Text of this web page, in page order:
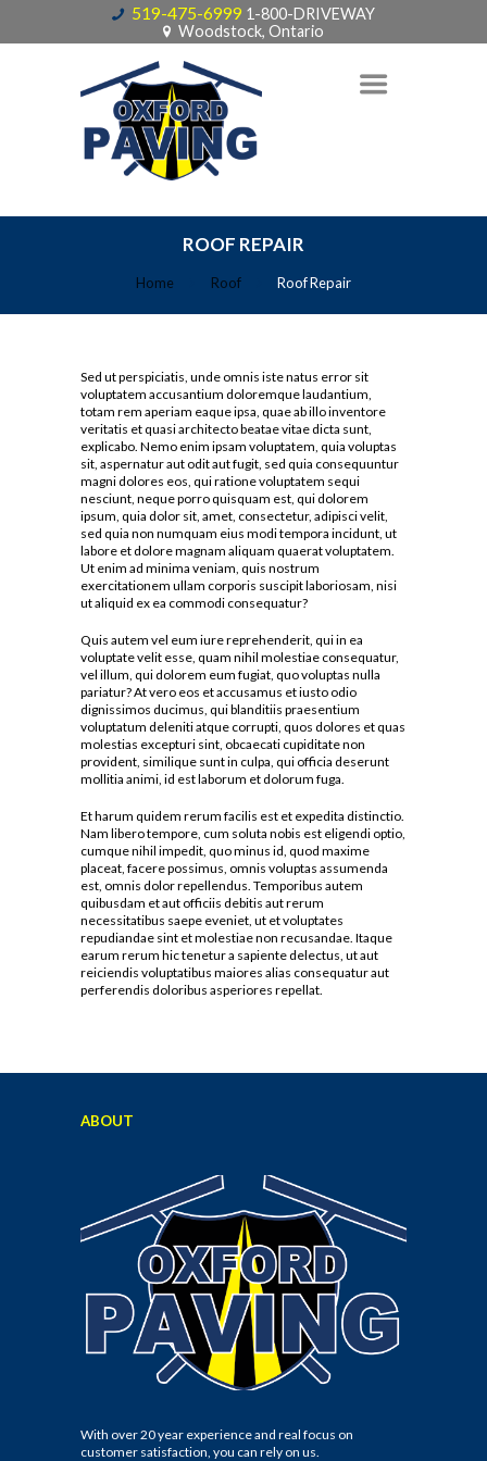
519-475-6999 1-800-DRIVEWAY
Woodstock, Ontario
ROOF REPAIR
Home Roof Roof Repair
Sed ut perspiciatis, unde omnis iste natus error sit
voluptatem accusantium doloremque laudantium,
totam rem aperiam eaque ipsa, quae ab illo inventore
veritatis et quasi architecto beatae vitae dicta sunt,
explicabo. Nemo enim ipsam voluptatem, quia voluptas
sit, aspernatur aut odit aut fugit, sed quia consequuntur
magni dolores eos, qui ratione voluptatem sequi
nesciunt, neque porro quisquam est, qui dolorem
ipsum, quia dolor sit, amet, consectetur, adipisci velit,
sed quia non numquam eius modi tempora incidunt, ut
labore et dolore magnam aliquam quaerat voluptatem.
Ut enim ad minima veniam, quis nostrum
exercitationem ullam corporis suscipit laboriosam, nisi
ut aliquid ex ea commodi consequatur?
Quis autem vel eum iure reprehenderit, qui in ea
voluptate velit esse, quam nihil molestiae consequatur,
vel illum, qui dolorem eum fugiat, quo voluptas nulla
pariatur? At vero eos et accusamus et iusto odio
dignissimos ducimus, qui blanditiis praesentium
voluptatum deleniti atque corrupti, quos dolores et quas
molestias excepturi sint, obcaecati cupiditate non
provident, similique sunt in culpa, qui officia deserunt
mollitia animi, id est laborum et dolorum fuga.
Et harum quidem rerum facilis est et expedita distinctio.
Nam libero tempore, cum soluta nobis est eligendi optio,
cumque nihil impedit, quo minus id, quod maxime
placeat, facere possimus, omnis voluptas assumenda
est, omnis dolor repellendus. Temporibus autem
quibusdam et aut officiis debitis aut rerum
necessitatibus saepe eveniet, ut et voluptates
repudiandae sint et molestiae non recusandae. Itaque
earum rerum hic tenetur a sapiente delectus, ut aut
reiciendis voluptatibus maiores alias consequatur aut
perferendis doloribus asperiores repellat.
ABOUT
With over 20 year experience and real focus on
customer satisfaction, you can rely on us.